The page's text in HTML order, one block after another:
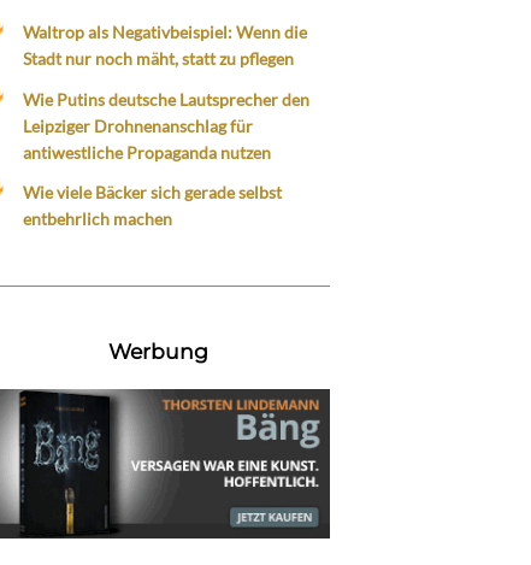
Waltrop als Negativbeispiel: Wenn die
Stadt nur noch mäht, statt zu pflegen
Wie Putins deutsche Lautsprecher den
Leipziger Drohnenanschlag für
antiwestliche Propaganda nutzen
Wie viele Bäcker sich gerade selbst
entbehrlich machen
Werbung